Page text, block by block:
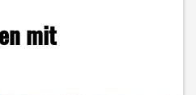
mit